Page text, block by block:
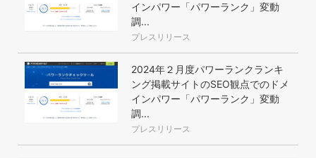
インパワー「パワーランク」変動
調...
プレスリリース
2024年２月度パワーランクランキ
ング掲載サイトのSEO観点でのドメ
インパワー「パワーランク」変動
調...
プレスリリース